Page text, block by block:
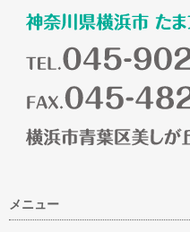
メニュー